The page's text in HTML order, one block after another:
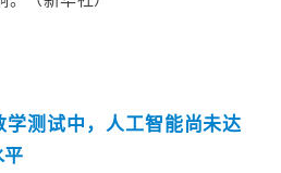
测试中，人工智能尚未达
平